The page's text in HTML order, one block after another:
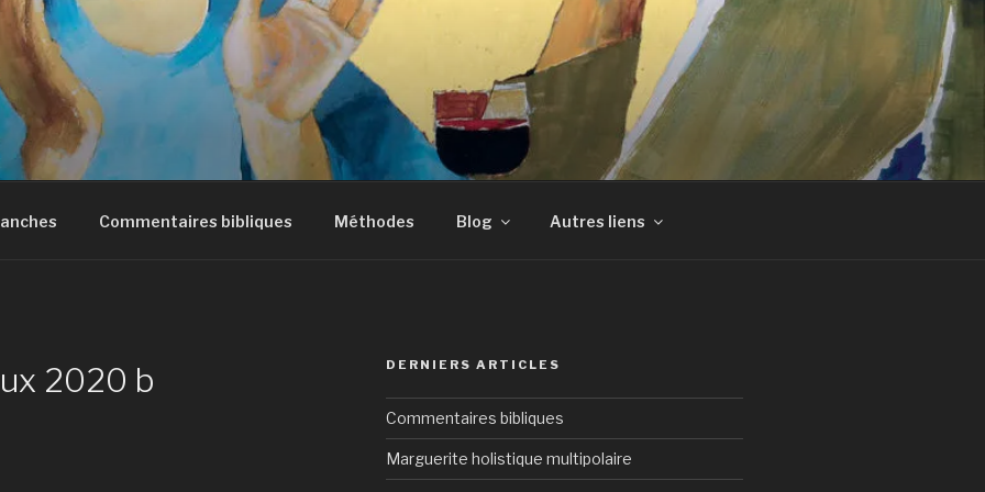
Commentaires bibliques Méthodes Blog Autres liens
2020 b DERNIERS ARTICLES
Commentaires bibliques
Marguerite holistique multipolaire